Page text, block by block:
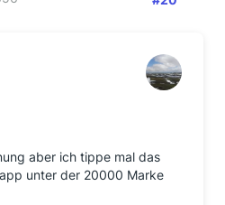
aber ich tippe mal das
unter der 20000 Marke